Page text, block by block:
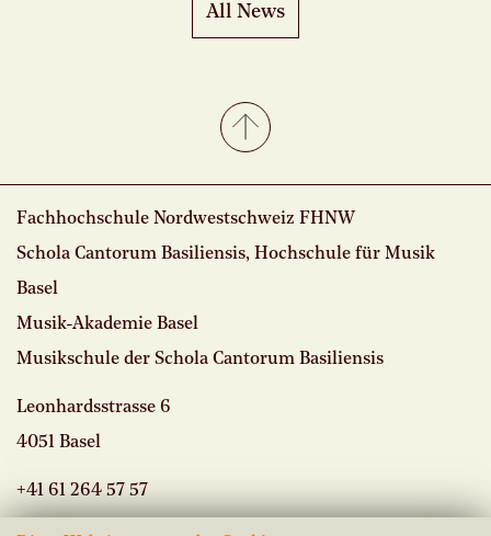
All News
Fachhochschule Nordwestschweiz FHNW
Schola Cantorum Basiliensis, Hochschule für Musik
Basel
Musik-Akademie Basel
Musikschule der Schola Cantorum Basiliensis
Leonhardsstrasse 6
4051 Basel
+41 61 264 57 57